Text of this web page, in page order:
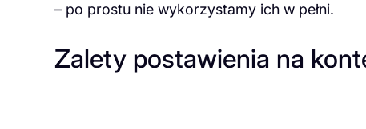
– po prostu nie wykorzystamy ich w pełni.
Zalety postawienia na